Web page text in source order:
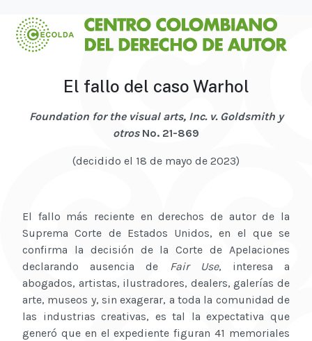
El fallo del caso Warhol
Foundation for the visual arts, Inc. v. Goldsmith y
otrosNo. 21-869
(decidido el 18 de mayo de 2023)
El fallo más reciente en derechos de autor de la
Suprema Corte de Estados Unidos, en el que se
confirma la decisión de la Corte de Apelaciones
declarando ausencia de Fair Use, interesa a
abogados, artistas, ilustradores, dealers, galerías de
arte, museos y, sin exagerar, a toda la comunidad de
las industrias creativas, es tal la expectativa que
generó que en el expediente figuran 41 memoriales